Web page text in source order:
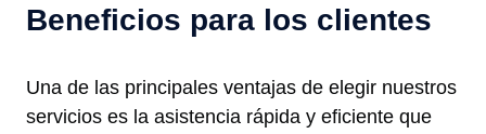
Beneficios para los clientes
Una de las principales ventajas de elegir nuestros
servicios es la asistencia rápida y eficiente que